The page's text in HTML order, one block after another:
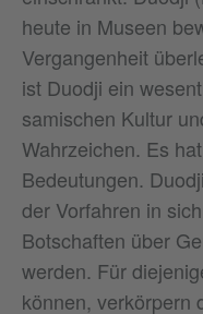
heute in Museen
Vergangenheit
ist Duodji ein
samischen Kultur
Wahrzeichen. Es
Bedeutungen.
der Vorfahren in
Botschaften über
werden. Für
können, verkörpern